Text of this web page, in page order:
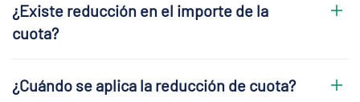
¿Existe reducción en el importe de la
cuota?
¿Cuándo se aplica la reducción de cuota?